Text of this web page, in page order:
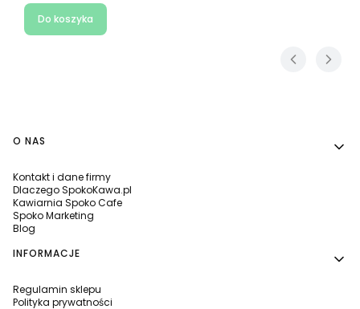
Do koszyka
Linki w stopce
O NAS
Kontakt i dane firmy
Dlaczego SpokoKawa.pl
Kawiarnia Spoko Cafe
Spoko Marketing
Blog
INFORMACJE
Regulamin sklepu
Polityka prywatności